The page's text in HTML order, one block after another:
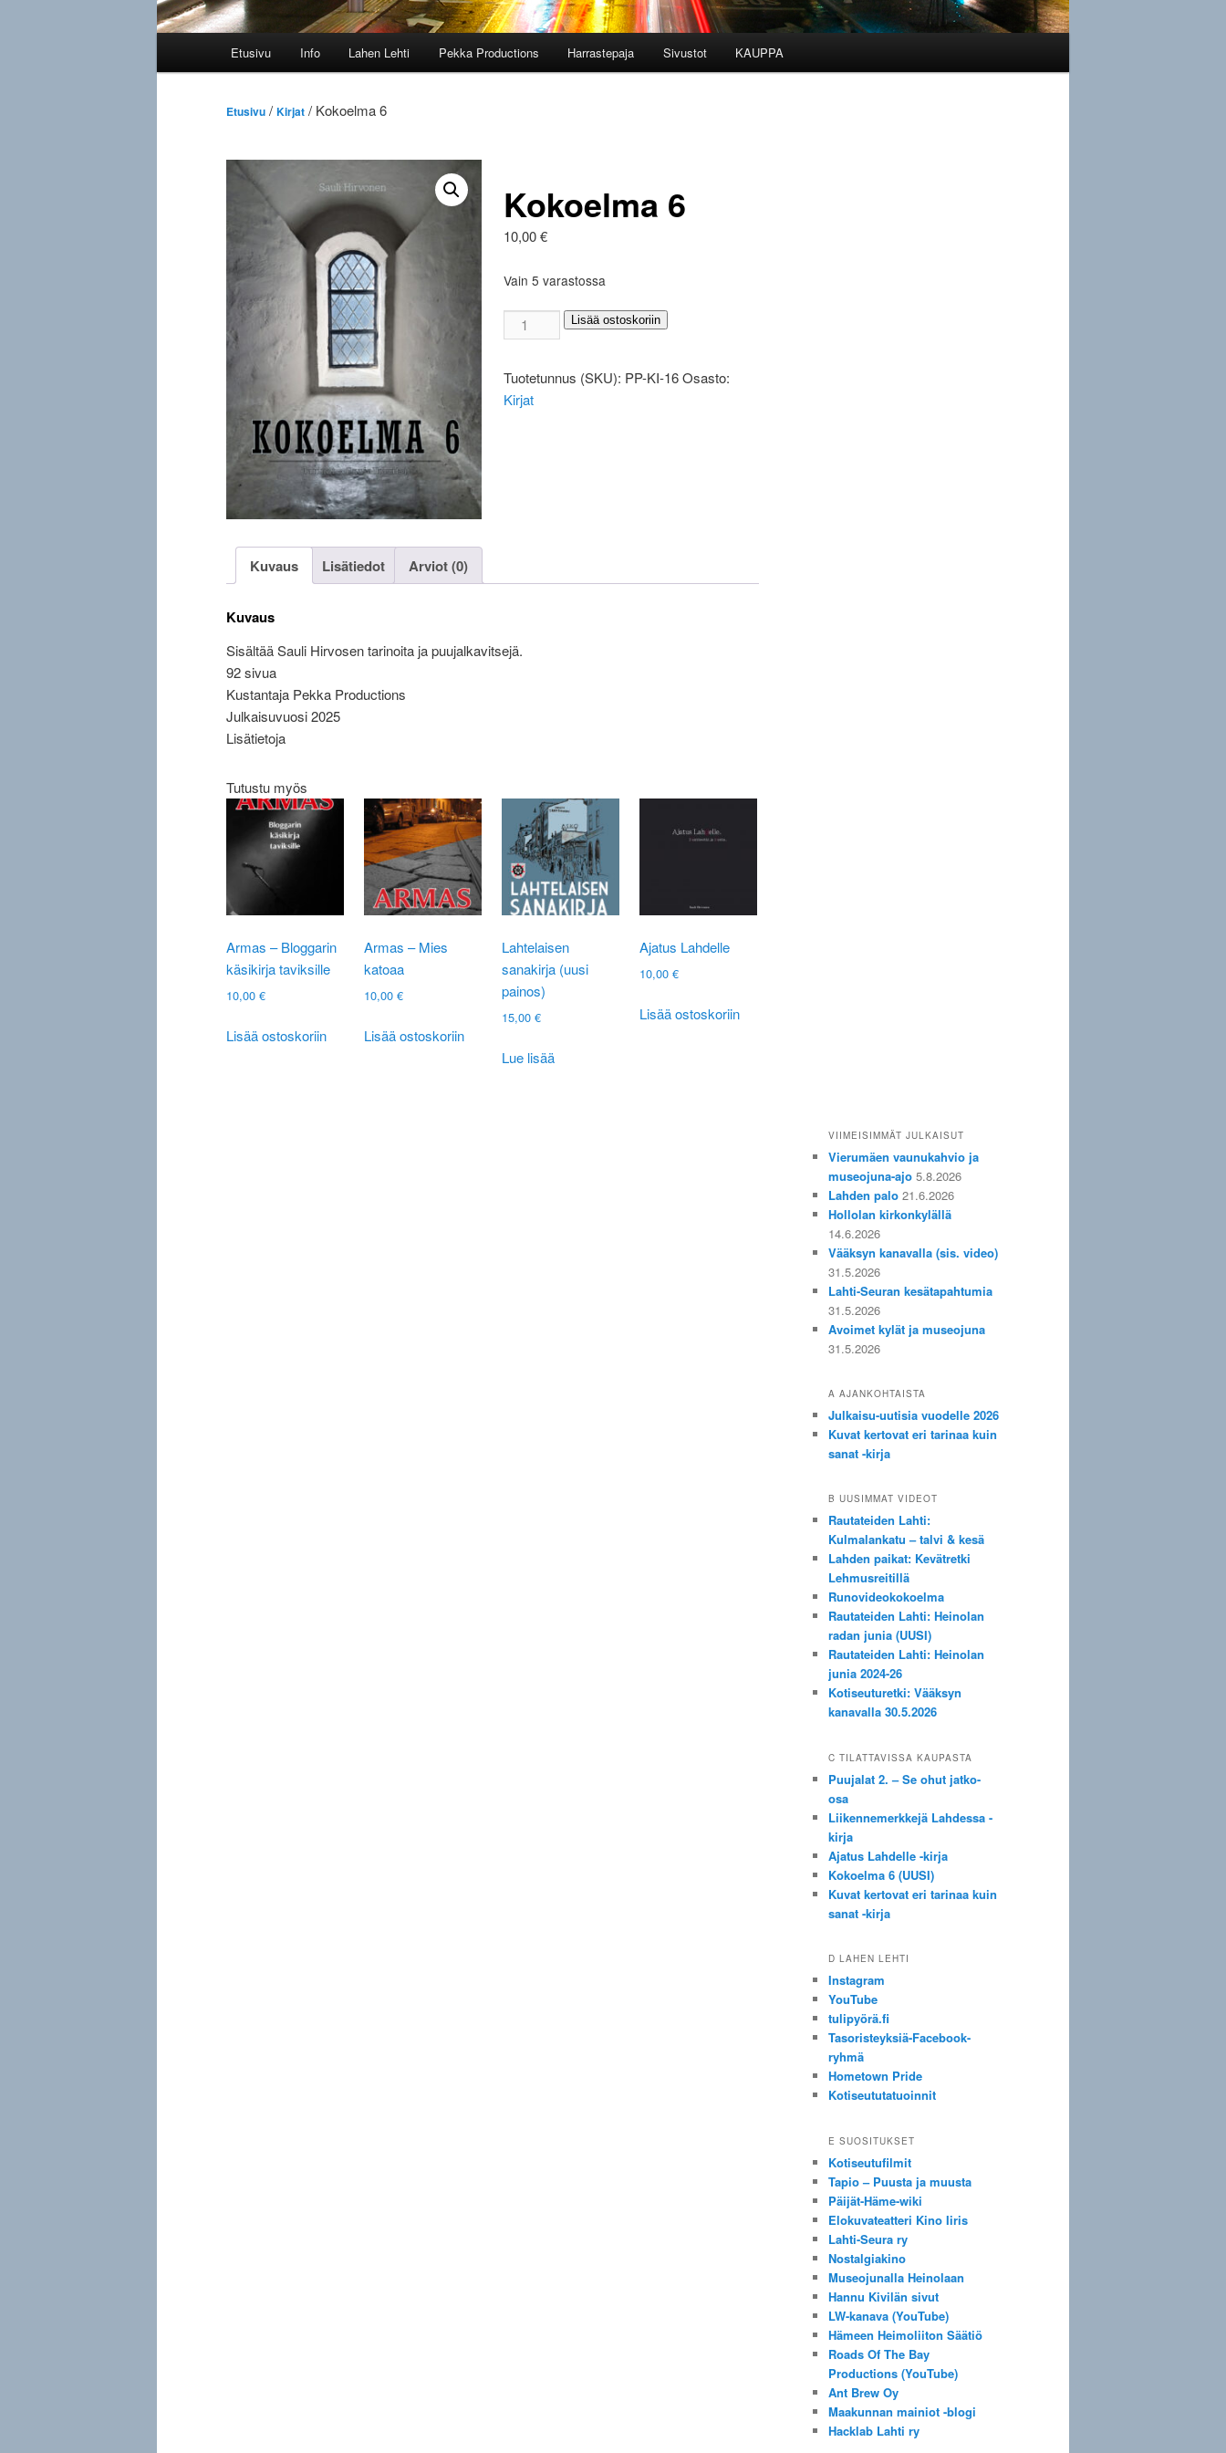
Etusivu Info Lahen Lehti Pekka Productions Harrastepaja Sivustot KAUPPA
Etusivu / Kirjat / Kokoelma 6
Kokoelma 6
10,00€
Vain 5 varastossa
Kokoelma
6
Lisää ostoskoriin
Tuotetunnus (SKU): PP-KI-16 Osasto:
Kirjat
Kuvaus Lisätiedot Arviot (0)
Kuvaus
Sisältää Sauli Hirvosen tarinoita ja puujalkavitsejä.
92 sivua
Kustantaja Pekka Productions
Julkaisuvuosi 2025
Lisätietoja
Tutustu myös
Armas – Bloggarin
käsikirja taviksille
10,00 €
Lisää ostoskoriin
Armas – Mies
katoaa
10,00 €
Lisää ostoskoriin
Lahtelaisen
sanakirja (uusi
painos)
15,00 €
Lue lisää
Ajatus Lahdelle
10,00 €
Lisää ostoskoriin
VIIMEISIMMÄT JULKAISUT
Vierumäen vaunukahvio ja
museojuna-ajo 5.8.2026
Lahden palo 21.6.2026
Hollolan kirkonkylällä
14.6.2026
Vääksyn kanavalla (sis. video)
31.5.2026
Lahti-Seuran kesätapahtumia
31.5.2026
Avoimet kylät ja museojuna
31.5.2026
A AJANKOHTAISTA
Julkaisu-uutisia vuodelle 2026
Kuvat kertovat eri tarinaa kuin
sanat -kirja
B UUSIMMAT VIDEOT
Rautateiden Lahti:
Kulmalankatu – talvi & kesä
Lahden paikat: Kevätretki
Lehmusreitillä
Runovideokokoelma
Rautateiden Lahti: Heinolan
radan junia (UUSI)
Rautateiden Lahti: Heinolan
junia 2024-26
Kotiseuturetki: Vääksyn
kanavalla 30.5.2026
C TILATTAVISSA KAUPASTA
Puujalat 2. – Se ohut jatko-
osa
Liikennemerkkejä Lahdessa -
kirja
Ajatus Lahdelle -kirja
Kokoelma 6 (UUSI)
Kuvat kertovat eri tarinaa kuin
sanat -kirja
D LAHEN LEHTI
Instagram
YouTube
tulipyörä.fi
Tasoristeyksiä-Facebook-
ryhmä
Hometown Pride
Kotiseututatuoinnit
E SUOSITUKSET
Kotiseutufilmit
Tapio – Puusta ja muusta
Päijät-Häme-wiki
Elokuvateatteri Kino Iiris
Lahti-Seura ry
Nostalgiakino
Museojunalla Heinolaan
Hannu Kivilän sivut
LW-kanava (YouTube)
Hämeen Heimoliiton Säätiö
Roads Of The Bay
Productions (YouTube)
Ant Brew Oy
Maakunnan mainiot -blogi
Hacklab Lahti ry